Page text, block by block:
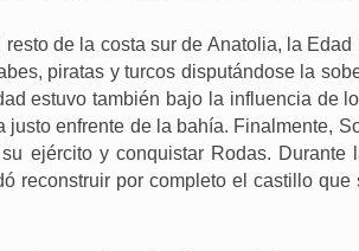
de la costa sur de Anatolia, la
piratas y turcos disputándose la
estuvo también bajo la influencia de
justo enfrente de la bahía. Finalmente,
ejército y conquistar Rodas. Durante
reconstruir por completo el castillo